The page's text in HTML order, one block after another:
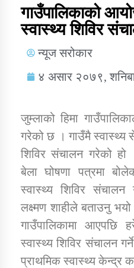
Trending Now
कुषि बिकास
डिभिजन
कर्णाली
गाउँपालिकाको
स्वास्थ्य शिविर
न्यूज सरोकार
४ असार २०७९,
जुम्लाको हिमा
गरेको छ । गाउँमै स्वास्थ्य
शिविर संचालन गरेको हो
बेला घोषणा पत्रमा
स्वास्थ्य शिविर संचालन
लक्ष्मण शाहीले बताउनु
गाउँपालिकामा आएपछि
स्वास्थ्य शिविर संचालन
प्राथमिक स्वास्थ्य केन्द्र